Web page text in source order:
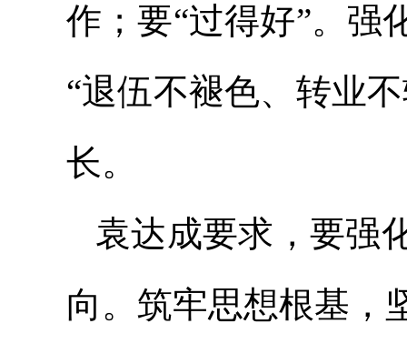
作；要“过得好”。强
“退伍不褪色、转业
长。
袁达成要求，要强
向。筑牢思想根基，